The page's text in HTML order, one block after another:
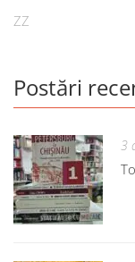
ZZ
Postări
3